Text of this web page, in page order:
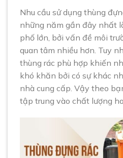
Nhu cầu sử dụng thùng
những năm gần đây nhất
phố lớn, bởi vấn đề môi
quan tâm nhiều hơn. Tuy
thùng rác phù hợp khiến
khó khăn bởi có sự khác
nhà cung cấp. Vậy theo
tập trung vào chất lượng